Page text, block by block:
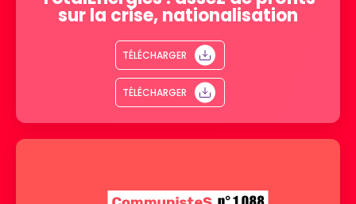
sur la crise, nationalisation
TÉLÉCHARGER
TÉLÉCHARGER